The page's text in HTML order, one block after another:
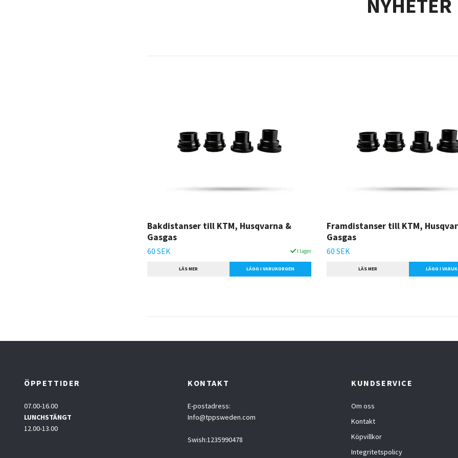
NYHETER
Bakdistanser till KTM, Husqvarna &
Gasgas
60 SEK I lager
LÄS MER LÄGG I VARUKORGEN
Framdistanser till KTM,
Gasgas
60 SEK
LÄS MER LÄGG I
ÖPPETTIDER
07.00-16.00
LUNCHSTÄNGT
12.00-13.00
KONTAKT
E-postadress:
Info@tppsweden.com
Swish:1235990478
KUNDSERVICE
Om oss
Kontakt
Köpvillkor
Integritetspolicy